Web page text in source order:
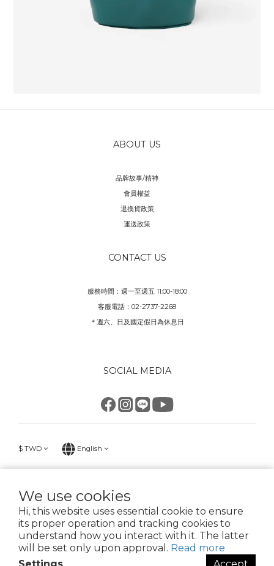
We use cookies
Hi, this website uses essential cookie to ensure
its proper operation and tracking cookies to
understand how you interact with it. The latter
will be set only upon approval. Read more
ABOUT US
品牌故事/精神
會員權益
退換貨政策
運送政策
CONTACT US
服務時間：週一至週五 11:00-18:00
客服電話：02-2737-2268
＊週六、日及國定假日為休息日
SOCIAL MEDIA
$ TWD English
KK good life 好生活 星騏國際有限公司
02-2737-2268 統一編號90272116
臺北市大安區安和路2段213號6樓之1